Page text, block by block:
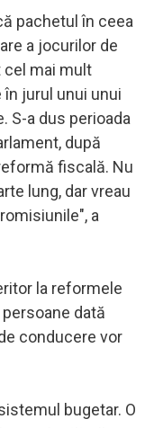
pachetul în ceea
a jocurilor de
cel mai mult
jurul unui unui
S-a dus perioada
după
fiscală. Nu
lung, dar vreau
a
la reformele
dată
conducere vor
bugetar. O